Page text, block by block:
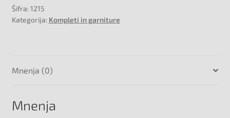
količina
Šifra:1215
Kategorija: Kompleti in garniture
Mnenja (0)
Mnenja